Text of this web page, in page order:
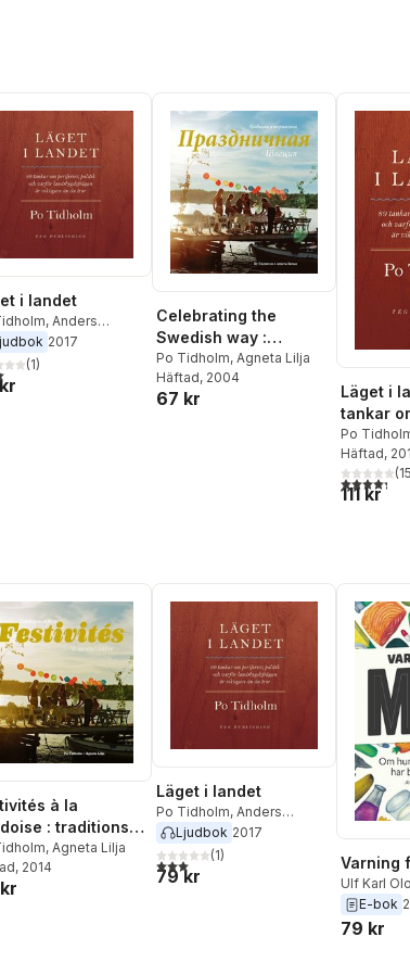
i landet
, Anders
2017
5 stjärnor. Totalt antal röster:
(1)
Celebrating the
Swedish way :
traditions and
festivities (ryska)
Po Tidholm, Agneta Lilja
Häftad, 2004
67 kr
Läget i
tankar
politik
viktigare
Po
Häftad,
4,3utav 5(15
111 kr
à la
: traditions
, Agneta Lilja
, 2014
Läget i landet
Po Tidholm, Anders
Teglund
Ljudbok 2017
3,0utav 5 stjärnor. Totalt antal röster:
(1)
79 kr
Varning
Ulf Karl
Schön,
Tidholm
E-bok
79 kr